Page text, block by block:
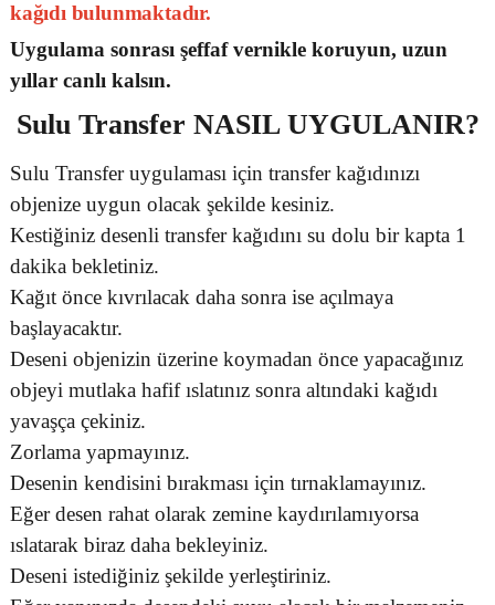
kağıdı bulunmaktadır.
Uygulama sonrası şeffaf vernikle koruyun, uzun
yıllar canlı kalsın.
Sulu Transfer NASIL UYGULANIR?
Sulu Transfer uygulaması için transfer kağıdınızı
objenize uygun olacak şekilde kesiniz.
Kestiğiniz desenli transfer kağıdını su dolu bir kapta 1
dakika bekletiniz.
Kağıt önce kıvrılacak daha sonra ise açılmaya
başlayacaktır.
Deseni objenizin üzerine koymadan önce yapacağınız
objeyi mutlaka hafif ıslatınız sonra altındaki kağıdı
yavaşça çekiniz.
Zorlama yapmayınız.
Desenin kendisini bırakması için tırnaklamayınız.
Eğer desen rahat olarak zemine kaydırılamıyorsa
ıslatarak biraz daha bekleyiniz.
Deseni istediğiniz şekilde yerleştiriniz.